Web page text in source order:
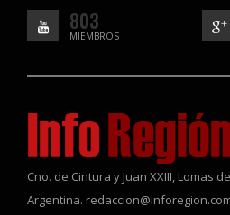
803
MIEMBROS
Cno. de Cintura y Juan XXIII, Lomas
Argentina.